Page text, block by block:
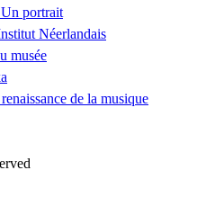
portrait
Néerlandais
musée
de la musique